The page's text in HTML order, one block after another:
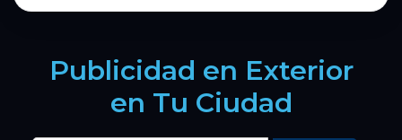
Publicidad en Exterior
en Tu Ciudad